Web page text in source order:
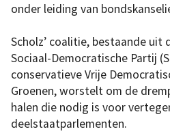
onder leiding van
Scholz’ coalitie, bestaande uit
Sociaal-Democratische Partij
conservatieve Vrije
Groenen, worstelt om de
halen die nodig is voor
deelstaatparlementen.